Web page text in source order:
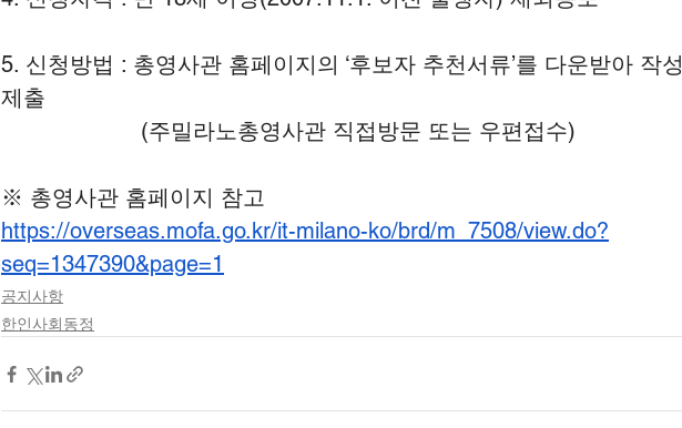
5. 신청방법 : 총영사관 홈페이지의 ‘후보자 추천서류’를 다운받아 작
제출
(주밀라노총영사관 직접방문 또는 우편접수)
※ 총영사관 홈페이지 참고
https://overseas.mofa.go.kr/it-milano-ko/brd/m_7508/view.do?
seq=1347390&page=1
공지사항
한인사회동정